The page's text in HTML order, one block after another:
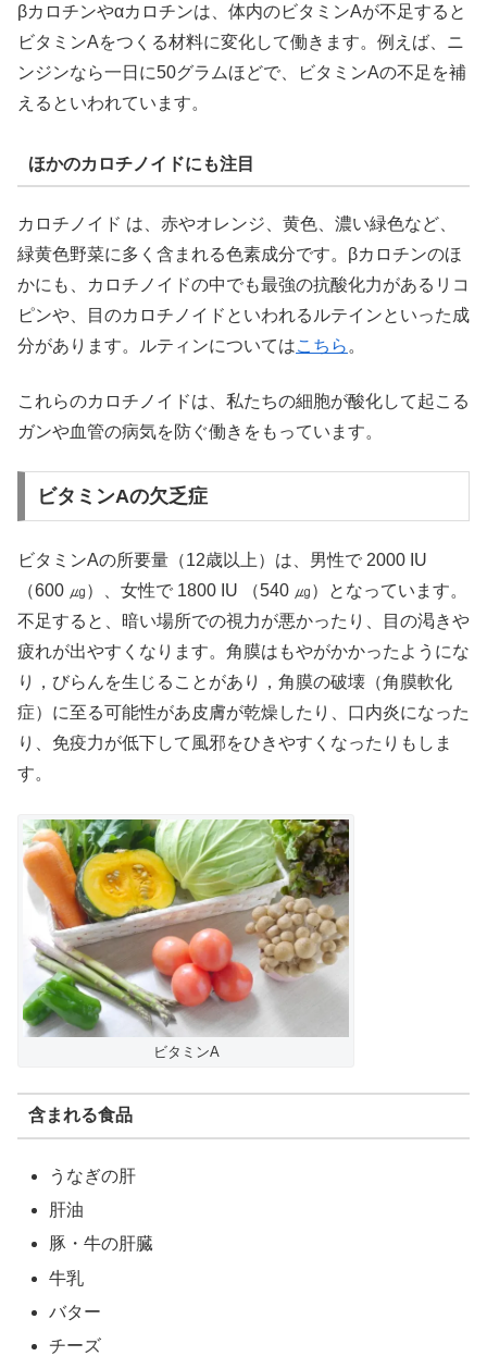
βカロチンやαカロチンは、体内のビタミンAが不足すると
ビタミンAをつくる材料に変化して働きます。例えば、ニ
ンジンなら一日に50グラムほどで、ビタミンAの不足を補
えるといわれています。
ほかのカロチノイドにも注目
カロチノイド は、赤やオレンジ、黄色、濃い緑色など、
緑黄色野菜に多く含まれる色素成分です。βカロチンのほ
かにも、カロチノイドの中でも最強の抗酸化力があるリコ
ピンや、目のカロチノイドといわれるルテインといった成
分があります。ルティンについてはこちら 。
これらのカロチノイドは、私たちの細胞が酸化して起こる
ガンや血管の病気を防ぐ働きをもっています。
ビタミンAの欠乏症
ビタミンAの所要量（12歳以上）は、男性で 2000 IU
（600 ㎍）、女性で 1800 IU （540 ㎍）となっています。
不足すると、暗い場所での視力が悪かったり、目の渇きや
疲れが出やすくなります。角膜はもやがかかったようにな
り，びらんを生じることがあり，角膜の破壊（角膜軟化
症）に至る可能性があ皮膚が乾燥したり、口内炎になった
り、免疫力が低下して風邪をひきやすくなったりもしま
す。
ビタミンA
含まれる食品
うなぎの肝
肝油
豚・牛の肝臓
牛乳
バター
チーズ